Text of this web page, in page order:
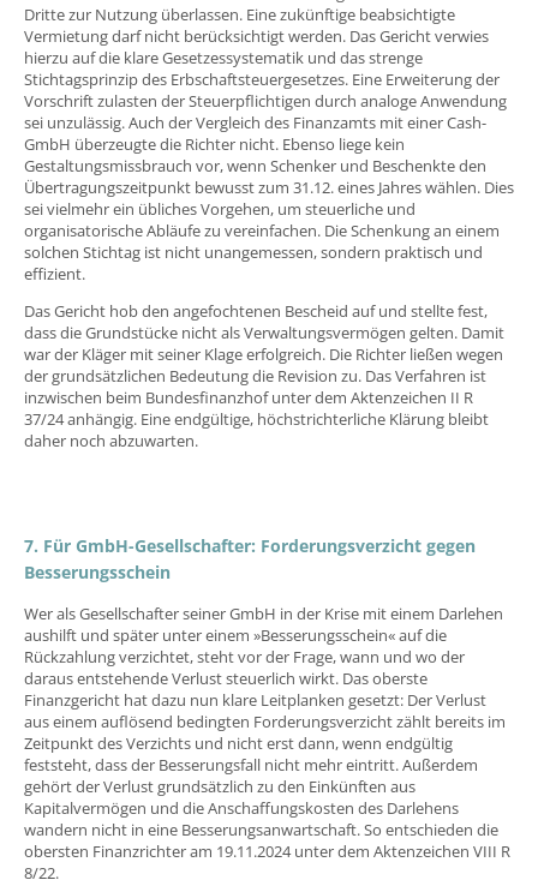
Dritte zur Nutzung überlassen. Eine zukünftige beabsichtigte
Vermietung darf nicht berücksichtigt werden. Das Gericht verwies
hierzu auf die klare Gesetzessystematik und das strenge
Stichtagsprinzip des Erbschaftsteuergesetzes. Eine Erweiterung der
Vorschrift zulasten der Steuerpflichtigen durch analoge Anwendung
sei unzulässig. Auch der Vergleich des Finanzamts mit einer Cash-
GmbH überzeugte die Richter nicht. Ebenso liege kein
Gestaltungsmissbrauch vor, wenn Schenker und Beschenkte den
Übertragungszeitpunkt bewusst zum 31.12. eines Jahres wählen. Dies
sei vielmehr ein übliches Vorgehen, um steuerliche und
organisatorische Abläufe zu vereinfachen. Die Schenkung an einem
solchen Stichtag ist nicht unangemessen, sondern praktisch und
effizient.
Das Gericht hob den angefochtenen Bescheid auf und stellte fest,
dass die Grundstücke nicht als Verwaltungsvermögen gelten. Damit
war der Kläger mit seiner Klage erfolgreich. Die Richter ließen wegen
der grundsätzlichen Bedeutung die Revision zu. Das Verfahren ist
inzwischen beim Bundesfinanzhof unter dem Aktenzeichen II R
37/24 anhängig. Eine endgültige, höchstrichterliche Klärung bleibt
daher noch abzuwarten.
7. Für GmbH-Gesellschafter: Forderungsverzicht gegen
Besserungsschein
Wer als Gesellschafter seiner GmbH in der Krise mit einem Darlehen
aushilft und später unter einem »Besserungsschein« auf die
Rückzahlung verzichtet, steht vor der Frage, wann und wo der
daraus entstehende Verlust steuerlich wirkt. Das oberste
Finanzgericht hat dazu nun klare Leitplanken gesetzt: Der Verlust
aus einem auflösend bedingten Forderungsverzicht zählt bereits im
Zeitpunkt des Verzichts und nicht erst dann, wenn endgültig
feststeht, dass der Besserungsfall nicht mehr eintritt. Außerdem
gehört der Verlust grundsätzlich zu den Einkünften aus
Kapitalvermögen und die Anschaffungskosten des Darlehens
wandern nicht in eine Besserungsanwartschaft. So entschieden die
obersten Finanzrichter am 19.11.2024 unter dem Aktenzeichen VIII R
8/22.